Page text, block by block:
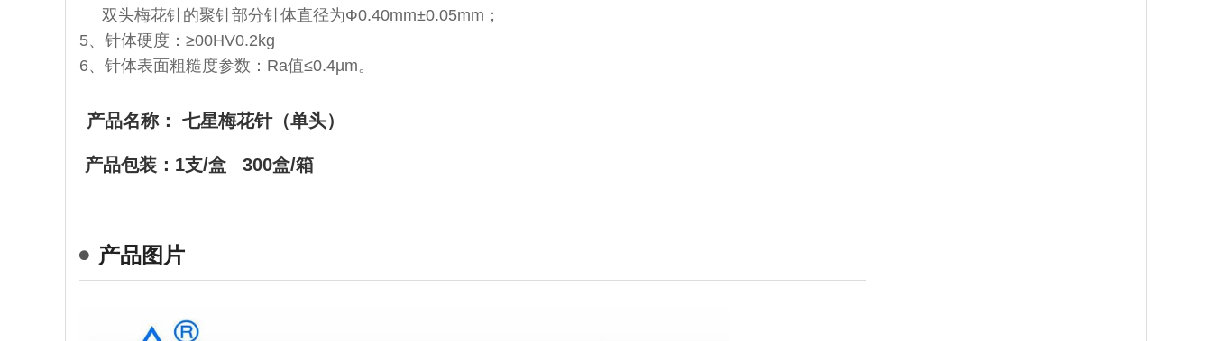
双头梅花针的聚针部分针体直径为Ф0.40mm±0.05mm；
5、针体硬度：≥00HV0.2kg
6、针体表面粗糙度参数：Ra值≤0.4µm。
产品名称： 七星梅花针（单头）
产品包装：1支/盒 300盒/箱
产品图片